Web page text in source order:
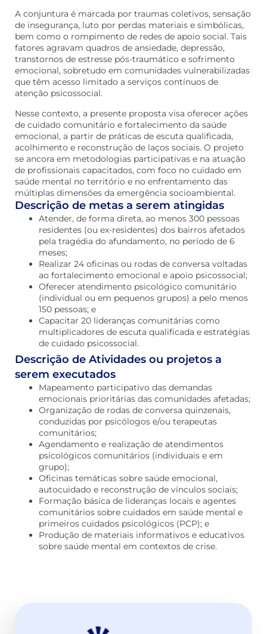
A conjuntura é marcada por traumas coletivos, sensação
de insegurança, luto por perdas materiais e simbólicas,
bem como o rompimento de redes de apoio social. Tais
fatores agravam quadros de ansiedade, depressão,
transtornos de estresse pós-traumático e sofrimento
emocional, sobretudo em comunidades vulnerabilizadas
que têm acesso limitado a serviços contínuos de
atenção psicossocial.
Nesse contexto, a presente proposta visa oferecer ações
de cuidado comunitário e fortalecimento da saúde
emocional, a partir de práticas de escuta qualificada,
acolhimento e reconstrução de laços sociais. O projeto
se ancora em metodologias participativas e na atuação
de profissionais capacitados, com foco no cuidado em
saúde mental no território e no enfrentamento das
múltiplas dimensões da emergência socioambiental.
Descrição de metas a serem atingidas
Atender, de forma direta, ao menos 300 pessoas
residentes (ou ex-residentes) dos bairros afetados
pela tragédia do afundamento, no período de 6
meses;
Realizar 24 oficinas ou rodas de conversa voltadas
ao fortalecimento emocional e apoio psicossocial;
Oferecer atendimento psicológico comunitário
(individual ou em pequenos grupos) a pelo menos
150 pessoas; e
Capacitar 20 lideranças comunitárias como
multiplicadores de escuta qualificada e estratégias
de cuidado psicossocial.
Descrição de Atividades ou projetos a
serem executados
Mapeamento participativo das demandas
emocionais prioritárias das comunidades afetadas;
Organização de rodas de conversa quinzenais,
conduzidas por psicólogos e/ou terapeutas
comunitários;
Agendamento e realização de atendimentos
psicológicos comunitários (individuais e em
grupo);
Oficinas temáticas sobre saúde emocional,
autocuidado e reconstrução de vínculos sociais;
Formação básica de lideranças locais e agentes
comunitários sobre cuidados em saúde mental e
primeiros cuidados psicológicos (PCP); e
Produção de materiais informativos e educativos
sobre saúde mental em contextos de crise.